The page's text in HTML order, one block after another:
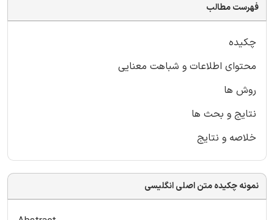
فهرست مطالب
چکیده
محتوای اطلاعات و شباهت معنایی
روش ها
نتایج و بحث ها
خلاصه و نتایج
نمونه چکیده متن اصلی انگلیسی